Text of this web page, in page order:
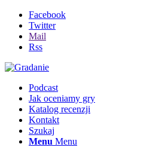
Facebook
Twitter
Mail
Rss
Podcast
Jak oceniamy gry
Katalog recenzji
Kontakt
Szukaj
Menu Menu